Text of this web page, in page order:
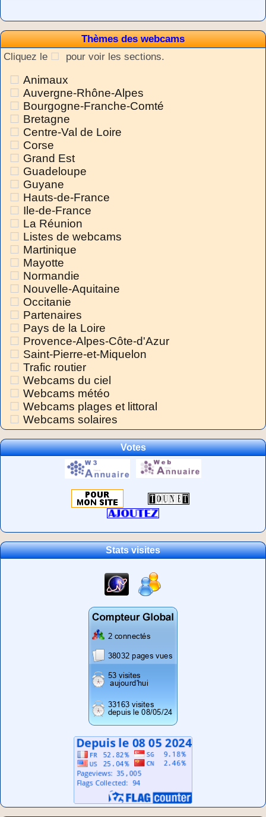
Thèmes des webcams
Cliquez le
pour voir les sections.
Animaux
Auvergne-Rhône-Alpes
Bourgogne-Franche-Comté
Bretagne
Centre-Val de Loire
Corse
Grand Est
Guadeloupe
Guyane
Hauts-de-France
Ile-de-France
La Réunion
Listes de webcams
Martinique
Mayotte
Normandie
Nouvelle-Aquitaine
Occitanie
Partenaires
Pays de la Loire
Provence-Alpes-Côte-d'Azur
Saint-Pierre-et-Miquelon
Trafic routier
Webcams du ciel
Webcams météo
Webcams plages et littoral
Webcams solaires
Votes
Stats visites